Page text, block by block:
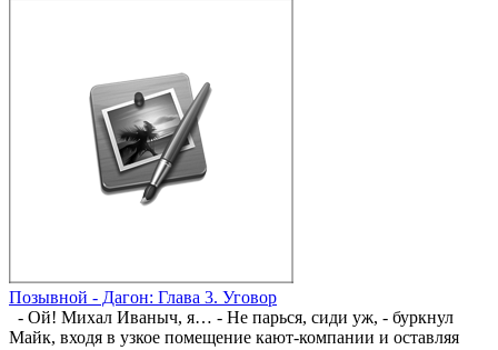
Позывной - Дагон: Глава 3. Уговор
- Ой! Михал Иваныч, я… - Не парься, сиди уж, - буркнул
Майк, входя в узкое помещение кают-компании и оставляя